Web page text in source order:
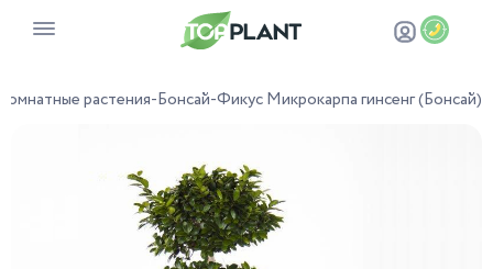
растения-Бонсай-Фикус Микрокарпа гинсенг (Бонсай)